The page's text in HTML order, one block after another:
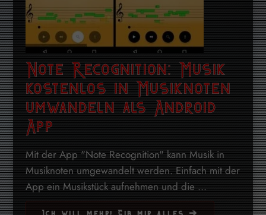
Note Recognition: Musik
kostenlos in Musiknoten
umwandeln als Android
App
Mit der App "Note Recognition" kann Musik in
Musiknoten umgewandelt werden. Einfach mit der
App ein Musikstück aufnehmen und die ...